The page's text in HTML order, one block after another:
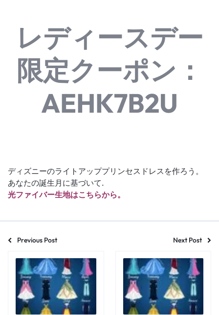
レディースデー
限定クーポン：
AEHK7B2U
ディズニーのライトアッププリンセスドレスを作ろう。
あなたの誕生月に基づいて.
光ファイバー生地はこちらから。
Previous Post Next Post